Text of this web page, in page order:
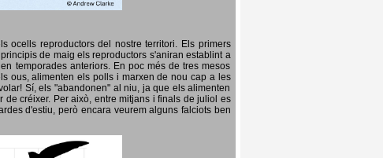
ocells reproductors del nostre territori. Els primers
de maig els reproductors s'aniran establint a
temporades anteriors. En poc més de tres mesos
ous, alimenten els polls i marxen de nou cap a les
Sí, els "abandonen" al niu, ja que els alimenten
créixer. Per això, entre mitjans i finals de juliol es
d'estiu, però encara veurem alguns falciots ben